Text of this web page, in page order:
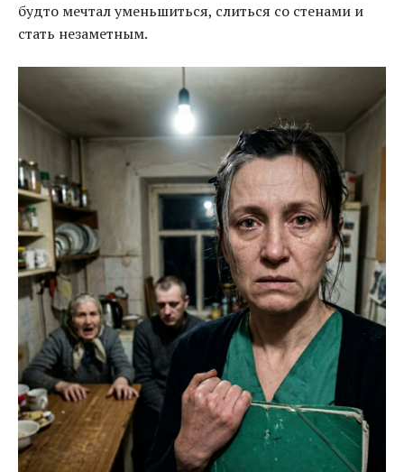
будто мечтал уменьшиться, слиться со стенами и
стать незаметным.